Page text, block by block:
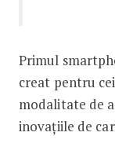
Primul
creat pentru
modalitate de
inovațiile de